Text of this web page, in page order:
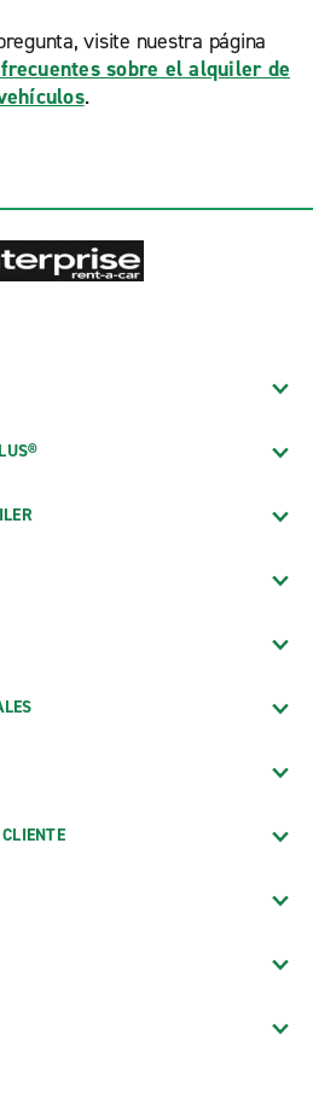
visite nuestra página
sobre el alquiler de
.